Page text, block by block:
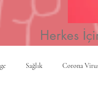
Herkes
Sağlık Corona